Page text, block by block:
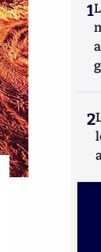
1
2